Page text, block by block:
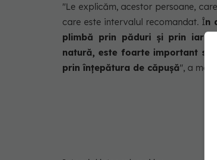
"Le explicăm, acestor persoane,
care este intervalul recomandat. În
plimbă prin păduri și prin
natură, este foarte important să
prin înțepătura de căpușă", a mai